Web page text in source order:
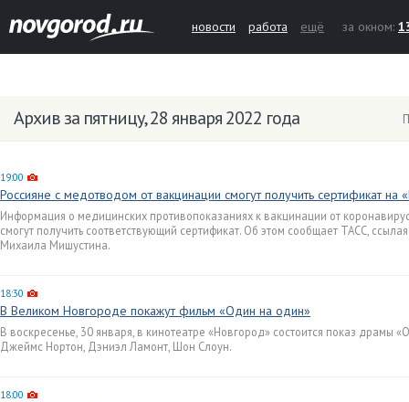
новости работа ещё за окном:
Архив за пятницу, 28 января 2022 года
19:00
Россияне с медотводом от вакцинации смогут получить сертификат на
Информация о медицинских противопоказаниях к вакцинации от
смогут получить соответствующий сертификат. Об этом сообщает ТАСС,
Михаила Мишустина.
18:30
В Великом Новгороде покажут фильм «Один на один»
В воскресенье, 30 января, в кинотеатре «Новгород» состоится показ драмы
Джеймс Нортон, Дэниэл Ламонт, Шон Слоун.
18:00